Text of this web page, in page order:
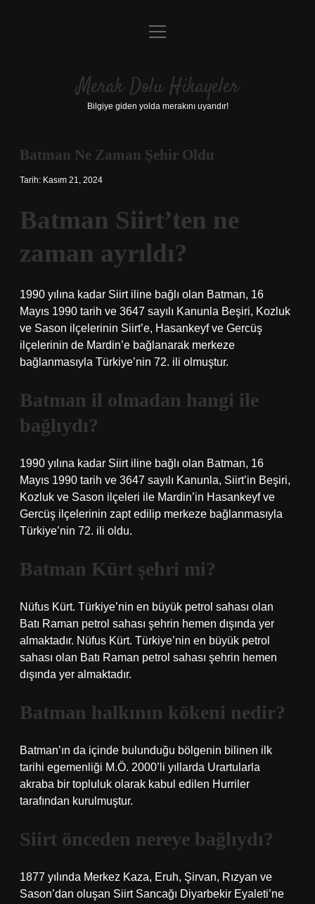
Anasayfa
Yasal Uyarı
menüyü
Merak Dolu Hikayeler
Bilgiye giden yolda merakını uyandır!
Batman Ne Zaman Şehir Oldu
Tarih: Kasım 21, 2024
Batman Siirt’ten ne
zaman ayrıldı?
1990 yılına kadar Siirt iline bağlı olan Batman, 16
Mayıs 1990 tarih ve 3647 sayılı Kanunla Beşiri, Kozluk
ve Sason ilçelerinin Siirt’e, Hasankeyf ve Gercüş
ilçelerinin de Mardin’e bağlanarak merkeze
bağlanmasıyla Türkiye’nin 72. ili olmuştur.
Batman il olmadan hangi ile
bağlıydı?
1990 yılına kadar Siirt iline bağlı olan Batman, 16
Mayıs 1990 tarih ve 3647 sayılı Kanunla, Siirt’in Beşiri,
Kozluk ve Sason ilçeleri ile Mardin’in Hasankeyf ve
Gercüş ilçelerinin zapt edilip merkeze bağlanmasıyla
Türkiye’nin 72. ili oldu.
Batman Kürt şehri mi?
Nüfus Kürt. Türkiye’nin en büyük petrol sahası olan
Batı Raman petrol sahası şehrin hemen dışında yer
almaktadır. Nüfus Kürt. Türkiye’nin en büyük petrol
sahası olan Batı Raman petrol sahası şehrin hemen
dışında yer almaktadır.
Batman halkının kökeni nedir?
Batman’ın da içinde bulunduğu bölgenin bilinen ilk
tarihi egemenliği M.Ö. 2000’li yıllarda Urartularla
akraba bir topluluk olarak kabul edilen Hurriler
tarafından kurulmuştur.
Siirt önceden nereye bağlıydı?
1877 yılında Merkez Kaza, Eruh, Şirvan, Rızyan ve
Sason’dan oluşan Siirt Sancağı Diyarbekir Eyaleti’ne